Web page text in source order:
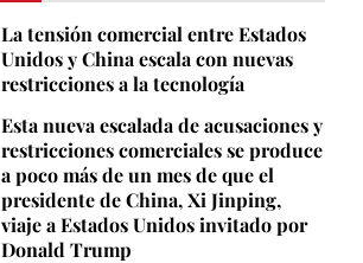
La tensión comercial entre Estados
Unidos y China escala con nuevas
restricciones a la tecnología
Esta nueva escalada de acusaciones y
restricciones comerciales se produce
a poco más de un mes de que el
presidente de China, Xi Jinping,
viaje a Estados Unidos invitado por
Donald Trump